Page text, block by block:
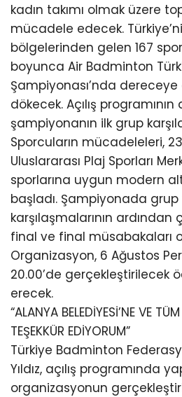
kadın takımı olmak üzere
mücadele edecek.
bölgelerinden gelen 167
boyunca Air Badminton
Şampiyonası’nda
dökecek. Açılış programının
şampiyonanın ilk grup
Sporcuların mücadeleleri,
Uluslararası Plaj Sporları
sporlarına uygun modern
başladı. Şampiyonada
karşılaşmalarının ardından
final ve final müsabakaları
Organizasyon, 6 Ağustos
20.00’de gerçekleştirilecek
erecek.
“ALANYA BELEDİYESİ’NE VE
TEŞEKKÜR EDİYORUM”
Türkiye Badminton
Yıldız, açılış programında
organizasyonun